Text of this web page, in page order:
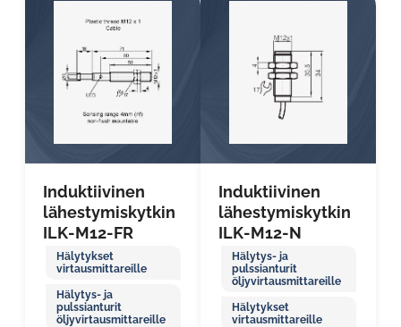
Induktiivinen
lähestymiskytkin
ILK-M12-FR
Hälytykset
virtausmittareille
Hälytys- ja
pulssianturit
öljyvirtausmittareille
Induktiivinen
lähestymiskytkin
ILK-M12-N
Hälytys- ja
pulssianturit
öljyvirtausmittareille
Hälytykset
virtausmittareille